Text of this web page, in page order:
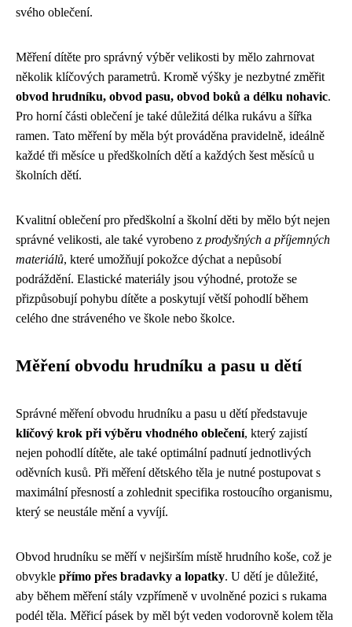
svého oblečení.
Měření dítěte pro správný výběr velikosti by mělo zahrnovat
několik klíčových parametrů. Kromě výšky je nezbytné změřit
obvod hrudníku, obvod pasu, obvod boků a délku nohavic.
Pro horní části oblečení je také důležitá délka rukávu a šířka
ramen. Tato měření by měla být prováděna pravidelně, ideálně
každé tři měsíce u předškolních dětí a každých šest měsíců u
školních dětí.
Kvalitní oblečení pro předškolní a školní děti by mělo být nejen
správné velikosti, ale také vyrobeno z prodyšných a příjemných
materiálů, které umožňují pokožce dýchat a nepůsobí
podráždění. Elastické materiály jsou výhodné, protože se
přizpůsobují pohybu dítěte a poskytují větší pohodlí během
celého dne stráveného ve škole nebo školce.
Měření obvodu hrudníku a pasu u dětí
Správné měření obvodu hrudníku a pasu u dětí představuje
klíčový krok při výběru vhodného oblečení, který zajistí
nejen pohodlí dítěte, ale také optimální padnutí jednotlivých
oděvních kusů. Při měření dětského těla je nutné postupovat s
maximální přesností a zohlednit specifika rostoucího organismu,
který se neustále mění a vyvíjí.
Obvod hrudníku se měří v nejširším místě hrudního koše, což je
obvykle přímo přes bradavky a lopatky. U dětí je důležité,
aby během měření stály vzpřímeně v uvolněné pozici s rukama
podél těla. Měřicí pásek by měl být veden vodorovně kolem těla